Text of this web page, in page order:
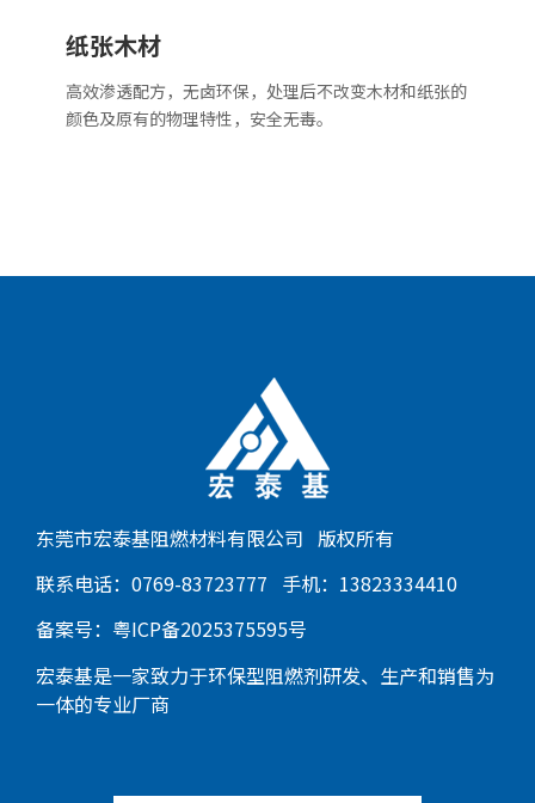
纸张木材
高效渗透配方，无卤环保，处理后不改变木材和纸张的
颜色及原有的物理特性，安全无毒。
东莞市宏泰基阻燃材料有限公司 版权所有
联系电话：0769-83723777 手机：13823334410
备案号： 粤ICP备2025375595号
宏泰基是一家致力于环保型阻燃剂研发、生产和销售为
一体的专业厂商